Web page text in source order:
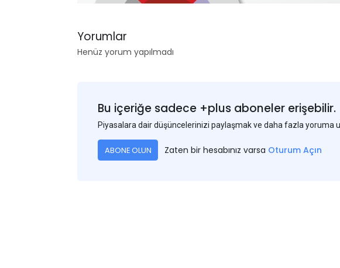
Yorumlar
Henüz yorum yapılmadı
Bu içeriğe sadece +plus aboneler erişebilir.
Piyasalara dair düşüncelerinizi paylaşmak ve daha fazla yoruma
ABONE OLUN Zaten bir hesabınız varsa Oturum Açın